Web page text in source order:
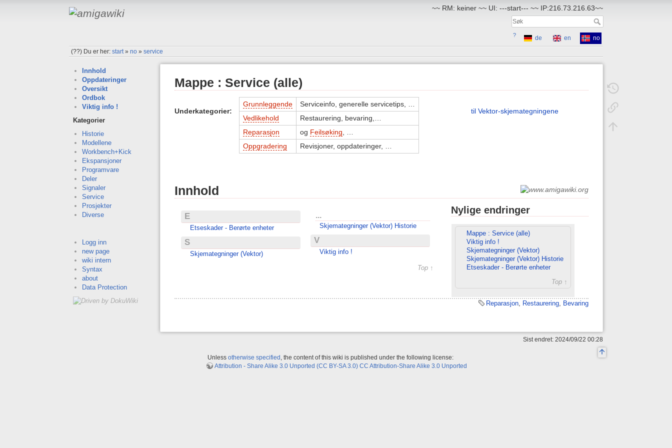
~~ RM: keiner ~~ UI: ---start--- ~~ IP:216.73.216.63~~
? de en
no
(??) Du er her:start»no »service
Innhold
Oppdateringer
Oversikt
Ordbok
Viktig info !
Kategorier
Historie
Modellene
Workbench+Kick
Ekspansjoner
Programvare
Deler
Signaler
Service
Prosjekter
Diverse
Logg inn
new page
wiki intern
Syntax
about
Data Protection
Mappe : Service (alle)
Underkategorier:
Grunnleggende
Serviceinfo, generelle servicetips, …
Vedlikehold
Restaurering, bevaring,…
Reparasjon
og Feilsøking, …
Oppgradering
Revisjoner, oppdateringer, …
til Vektor-skjemategningene
Innhold
E
Etseskader - Berørte enheter
S
Skjemategninger (Vektor)
...
Skjemategninger (Vektor) Historie
V
Viktig info !
Top ↑
Nylige endringer
Mappe : Service (alle)
Viktig info !
Skjemategninger (Vektor)
Skjemategninger (Vektor) Historie
Etseskader - Berørte enheter
Top ↑
Reparasjon, Restaurering, Bevaring
Sist endret: 2024/09/22 00:28
Unless otherwise specified , the content of this wiki is published under the following license:
Attribution - Share Alike 3.0 Unported (CC BY-SA 3.0) CC Attribution-Share Alike 3.0 Unported